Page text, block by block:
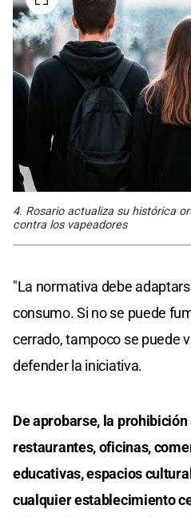
4. Rosario actualiza su histórica
contra los vapeadores
"La normativa debe
consumo. Si no se puede
cerrado, tampoco se puede
defender la iniciativa.
De aprobarse, la
restaurantes, oficinas,
educativas, espacios
cualquier establecimiento